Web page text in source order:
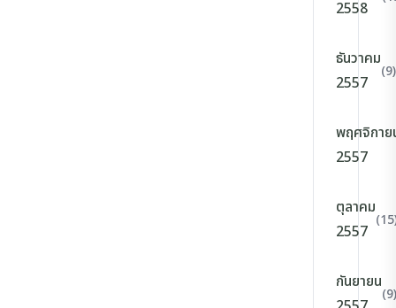
2558
ธันวาคม
2557
(9)
พฤศจิกาย
2557
ตุลาคม
2557
กันยายน
(9)